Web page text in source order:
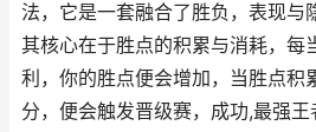
法，它是一套融合了胜负，表现与
其核心在于胜点的积累与消耗，每
利，你的胜点便会增加，当胜点积
分，便会触发晋级赛，成功,最强